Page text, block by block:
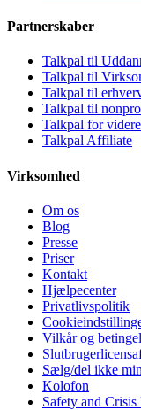
Partnerskaber
Talkpal til
Talkpal til
Talkpal til
Talkpal til
Talkpal for
Talkpal Affiliate
Virksomhed
Om os
Blog
Presse
Priser
Kontakt
Hjælpecenter
Privatlivspolitik
Vilkår og
Sælg/del ikke
Kolofon
Safety and Crisis